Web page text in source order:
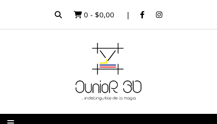
0 - $0,00